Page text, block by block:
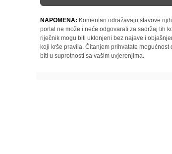
NAPOMENA: Komentari odražavaju stavove
portal ne može i neće odgovarati za sadržaj tih
riječnik mogu biti uklonjeni bez najave i
koji krše pravila. Čitanjem prihvatate
biti u suprotnosti sa vašim uvjerenjima.